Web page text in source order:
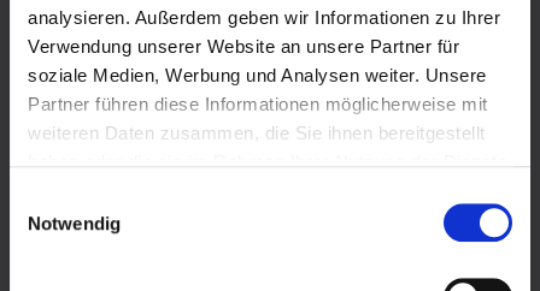
analysieren. Außerdem geben wir Informationen zu Ihrer
Verwendung unserer Website an unsere Partner für
soziale Medien, Werbung und Analysen weiter. Unsere
Partner führen diese Informationen möglicherweise mit
weiteren Daten zusammen, die Sie ihnen bereitgestellt
Wir verwenden Cookies und andere Technologien auf
unserer Webseite. Einige von ihnen sind essenziell,
während andere uns helfen, diese Website und Ihre
Notwendig
Einsatzgebiete
Notversorgung
Energiespartipps
Zählerabrechnung